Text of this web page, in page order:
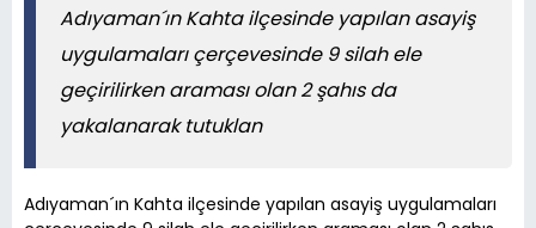
Adıyaman´ın Kahta ilçesinde yapılan asayiş
uygulamaları çerçevesinde 9 silah ele
geçirilirken araması olan 2 şahıs da
yakalanarak tutuklan
Adıyaman´ın Kahta ilçesinde yapılan asayiş uygulamaları